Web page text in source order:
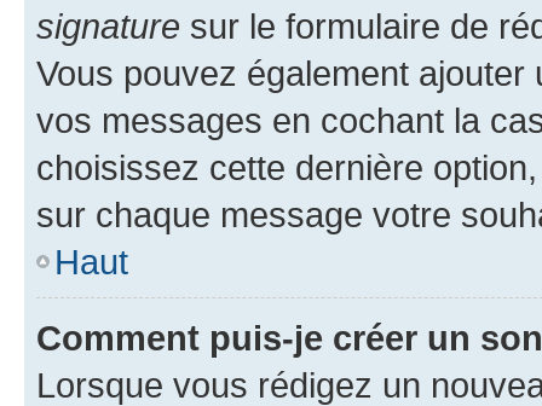
signature sur le formulaire de
Vous pouvez également
vos messages en cochant la
choisissez cette dernière
sur chaque message votre
Haut
Comment puis-je créer un
Lorsque vous rédigez un